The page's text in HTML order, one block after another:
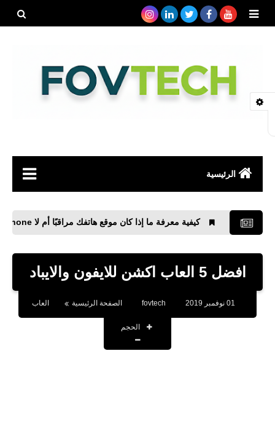
الرئيسية
رياضة
مواقع
بلوجر
اخبار
العاب
كيفية معرفة ما إذا كان موقع هاتفك مراقبًا أم لا iPhone وAndroid
افضل 5 العاب اكشن للايفون والايباد
fovtech الصفحة الرئيسية العاب
الحجم